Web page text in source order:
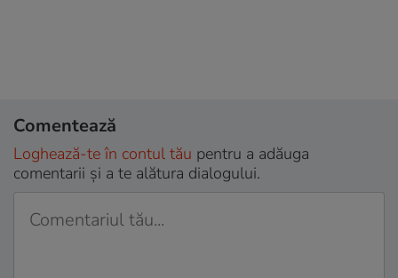
Comentează
Loghează-te în contul tău pentru a adăuga
comentarii și a te alătura dialogului.